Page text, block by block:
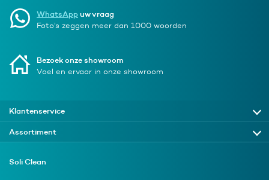
WhatsAppuw vraag
Foto’s zeggen meer dan 1000 woorden
Bezoek onze showroom
Voel en ervaar in onze showroom
Klantenservice
Assortiment
Soli Clean